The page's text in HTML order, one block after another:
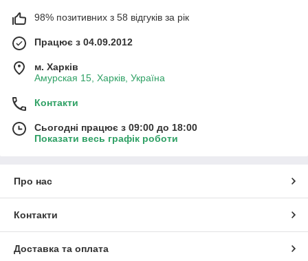
98% позитивних з 58 відгуків за рік
Працює з 04.09.2012
м. Харків
Амурская 15, Харків, Україна
Контакти
Сьогодні працює з 09:00 до 18:00
Показати весь графік роботи
Про нас
Контакти
Доставка та оплата